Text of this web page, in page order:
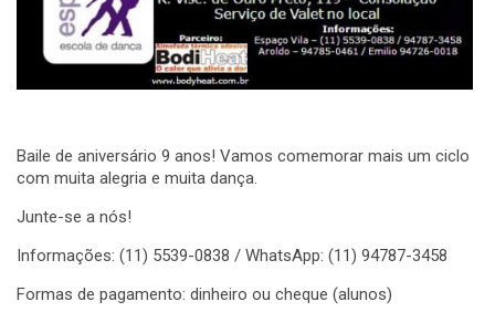
Baile de aniversário 9 anos! Vamos comemorar mais um ciclo
com muita alegria e muita dança.
Junte-se a nós!
Informações: (11) 5539-0838 / WhatsApp: (11) 94787-3458
Formas de pagamento: dinheiro ou cheque (alunos)